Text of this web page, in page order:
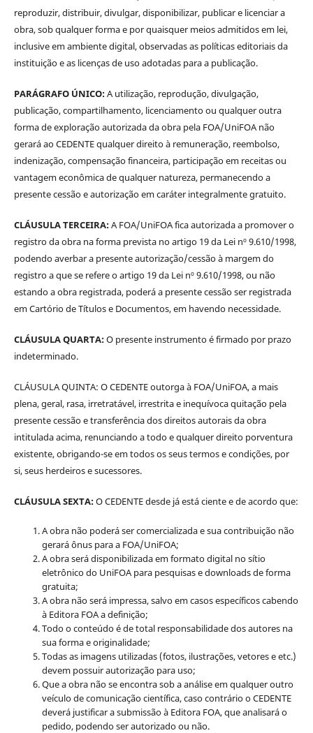
reproduzir, distribuir, divulgar, disponibilizar, publicar e licenciar a
obra, sob qualquer forma e por quaisquer meios admitidos em lei,
inclusive em ambiente digital, observadas as políticas editoriais da
instituição e as licenças de uso adotadas para a publicação.
PARÁGRAFO ÚNICO:A utilização, reprodução, divulgação,
publicação, compartilhamento, licenciamento ou qualquer outra
forma de exploração autorizada da obra pela FOA/UniFOA não
gerará ao CEDENTE qualquer direito à remuneração, reembolso,
indenização, compensação financeira, participação em receitas ou
vantagem econômica de qualquer natureza, permanecendo a
presente cessão e autorização em caráter integralmente gratuito.
CLÁUSULA TERCEIRA:A FOA/UniFOA fica autorizada a promover o
registro da obra na forma prevista no artigo 19 da Lei nº 9.610/1998,
podendo averbar a presente autorização/cessão à margem do
registro a que se refere o artigo 19 da Lei nº 9.610/1998, ou não
estando a obra registrada, poderá a presente cessão ser registrada
em Cartório de Títulos e Documentos, em havendo necessidade.
CLÁUSULA QUARTA:O presente instrumento é firmado por prazo
indeterminado.
CLÁUSULA QUINTA: O CEDENTE outorga à FOA/UniFOA, a mais
plena, geral, rasa, irretratável, irrestrita e inequívoca quitação pela
presente cessão e transferência dos direitos autorais da obra
intitulada acima, renunciando a todo e qualquer direito porventura
existente, obrigando-se em todos os seus termos e condições, por
si, seus herdeiros e sucessores.
CLÁUSULA SEXTA:O CEDENTE desde já está ciente e de acordo que:
A obra não poderá ser comercializada e sua contribuição não
gerará ônus para a FOA/UniFOA;
A obra será disponibilizada em formato digital no sítio
eletrônico do UniFOA para pesquisas e downloads de forma
gratuita;
A obra não será impressa, salvo em casos específicos cabendo
à Editora FOA a definição;
Todo o conteúdo é de total responsabilidade dos autores na
sua forma e originalidade;
Todas as imagens utilizadas (fotos, ilustrações, vetores e etc.)
devem possuir autorização para uso;
Que a obra não se encontra sob a análise em qualquer outro
veículo de comunicação científica, caso contrário o CEDENTE
deverá justificar a submissão à Editora FOA, que analisará o
pedido, podendo ser autorizado ou não.